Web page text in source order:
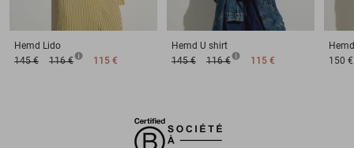
Hemd Lido
145 €
116 € 115 €
Hemd U shirt
145 €
116 € 115 €
Hemd
150 €